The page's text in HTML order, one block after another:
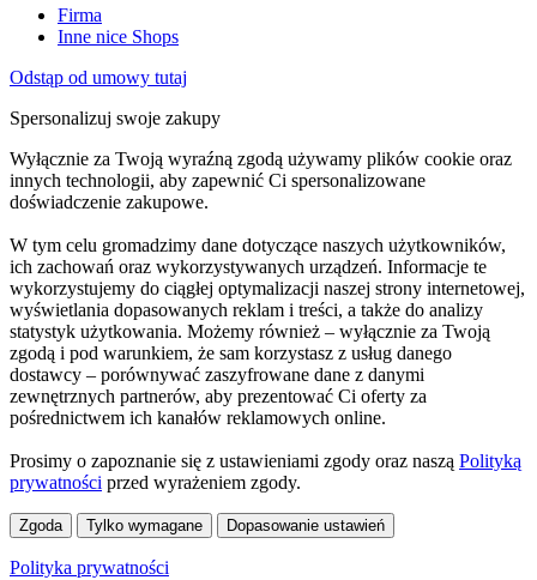
Firma
Inne nice Shops
Odstąp od umowy tutaj
Spersonalizuj swoje zakupy
Wyłącznie za Twoją wyraźną zgodą używamy plików cookie oraz
innych technologii, aby zapewnić Ci spersonalizowane
doświadczenie zakupowe.
W tym celu gromadzimy dane dotyczące naszych użytkowników,
ich zachowań oraz wykorzystywanych urządzeń. Informacje te
wykorzystujemy do ciągłej optymalizacji naszej strony internetowej,
wyświetlania dopasowanych reklam i treści, a także do analizy
statystyk użytkowania. Możemy również – wyłącznie za Twoją
zgodą i pod warunkiem, że sam korzystasz z usług danego
dostawcy – porównywać zaszyfrowane dane z danymi
zewnętrznych partnerów, aby prezentować Ci oferty za
pośrednictwem ich kanałów reklamowych online.
Prosimy o zapoznanie się z ustawieniami zgody oraz naszą Polityką
prywatności przed wyrażeniem zgody.
Zgoda Tylko wymagane Dopasowanie ustawień
Polityka prywatności